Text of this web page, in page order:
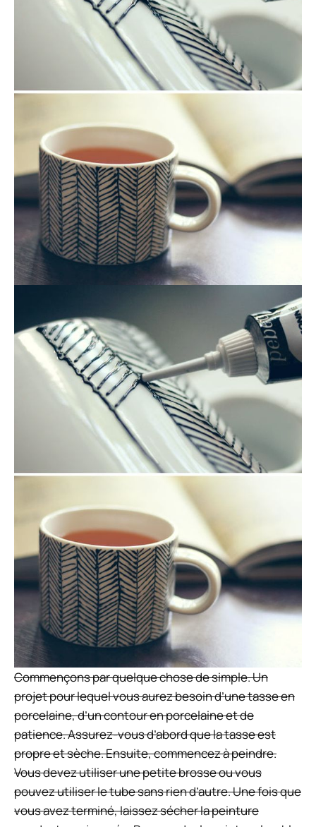
Commençons par quelque chose de simple. Un
projet pour lequel vous aurez besoin d’une tasse en
porcelaine, d’un contour en porcelaine et de
patience. Assurez-vous d’abord que la tasse est
propre et sèche. Ensuite, commencez à peindre.
Vous devez utiliser une petite brosse ou vous
pouvez utiliser le tube sans rien d’autre. Une fois que
vous avez terminé, laissez sécher la peinture